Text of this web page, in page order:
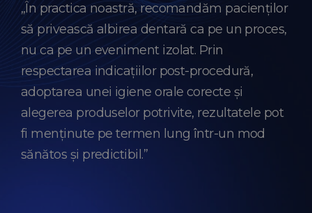
„În practica noastră, recomandăm pacienților
să privească albirea dentară ca pe un proces,
nu ca pe un eveniment izolat. Prin
respectarea indicațiilor post-procedură,
adoptarea unei igiene orale corecte și
alegerea produselor potrivite, rezultatele pot
fi menținute pe termen lung într-un mod
sănătos și predictibil.”